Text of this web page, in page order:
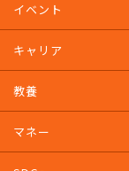
イベント
キャリア
教養
マネー